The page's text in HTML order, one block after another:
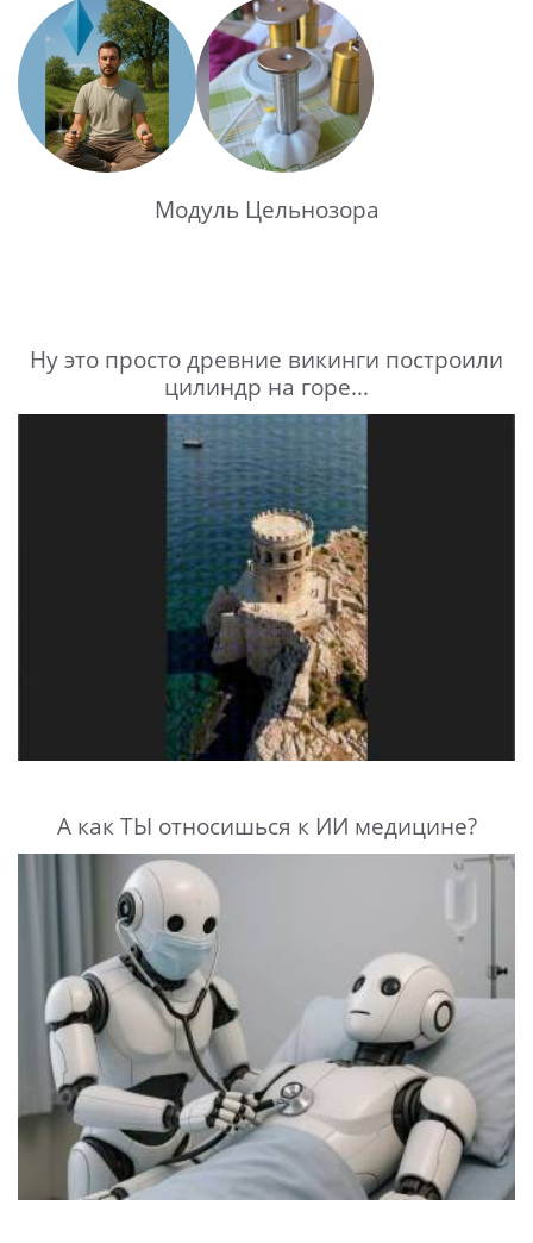
Модуль Цельнозора
Ну это просто древние викинги построили
цилиндр на горе...
А как ТЫ относишься к ИИ медицине?